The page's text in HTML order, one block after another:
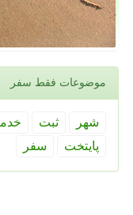
موضوعات فقط سفر
شهر ثبت
پایتخت
سفر